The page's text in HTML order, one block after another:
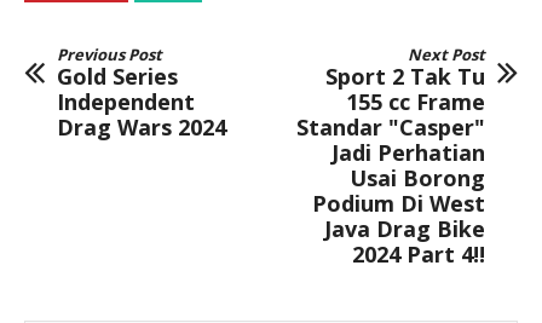
Previous Post
Gold Series
Independent
Drag Wars 2024
Next Post
Sport 2 Tak Tu
155 cc Frame
Standar "Casper"
Jadi Perhatian
Usai Borong
Podium Di West
Java Drag Bike
2024 Part 4!!